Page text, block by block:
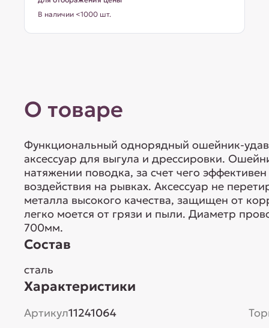
В наличии <1000 шт.
О товаре
Функциональный однорядный ошейник-
аксессуар для выгула и дрессировки.
натяжении поводка, за счет чего
воздействия на рывках. Аксессуар не
металла высокого качества, защищен от
легко моется от грязи и пыли. Диаметр
700мм.
Состав
сталь
Характеристики
Артикул11241064